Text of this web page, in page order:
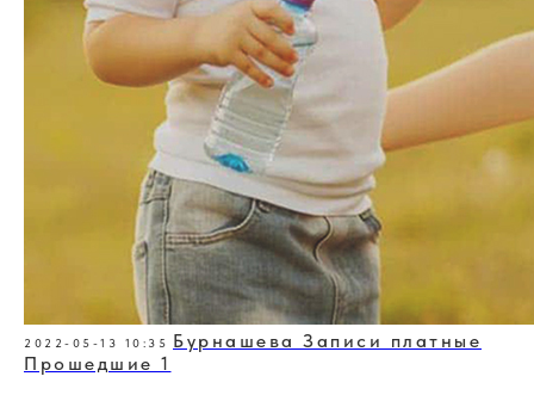
2022-05-13 10:35 Бурнашева Записи платные
Прошедшие 1